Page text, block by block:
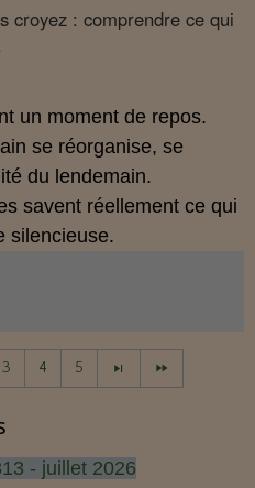
croyez : comprendre ce qui
un moment de repos.
se réorganise, se
du lendemain.
savent réellement ce qui
silencieuse.
3 4 5
- juillet 2026